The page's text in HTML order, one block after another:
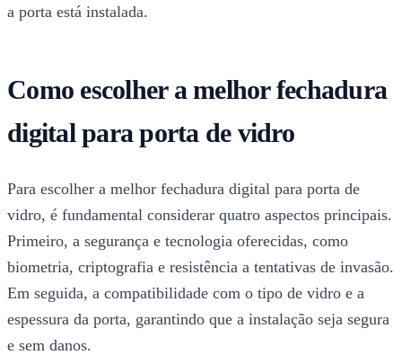
a porta está instalada.
Como escolher a melhor fechadura
digital para porta de vidro
Para escolher a melhor fechadura digital para porta de
vidro, é fundamental considerar quatro aspectos principais.
Primeiro, a segurança e tecnologia oferecidas, como
biometria, criptografia e resistência a tentativas de invasão.
Em seguida, a compatibilidade com o tipo de vidro e a
espessura da porta, garantindo que a instalação seja segura
e sem danos.